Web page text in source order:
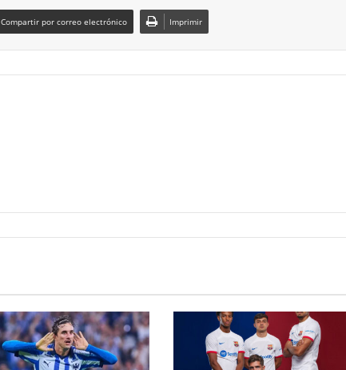
Compartir por correo electrónico Imprimir